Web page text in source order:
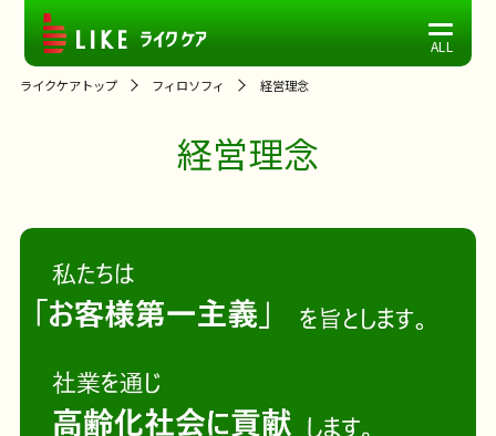
ライクケアトップ フィロソフィ 経営理念
経営理念